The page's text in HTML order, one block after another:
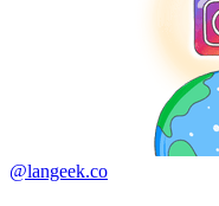
@langeek.co